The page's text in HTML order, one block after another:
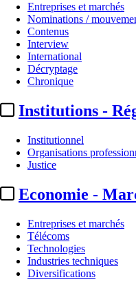
Entreprises et marchés
Nominations /
Contenus
Interview
International
Décryptage
Chronique
Institutions -
Institutionnel
Organisations
Justice
Economie -
Entreprises et marchés
Télécoms
Technologies
Industries techniques
Diversifications